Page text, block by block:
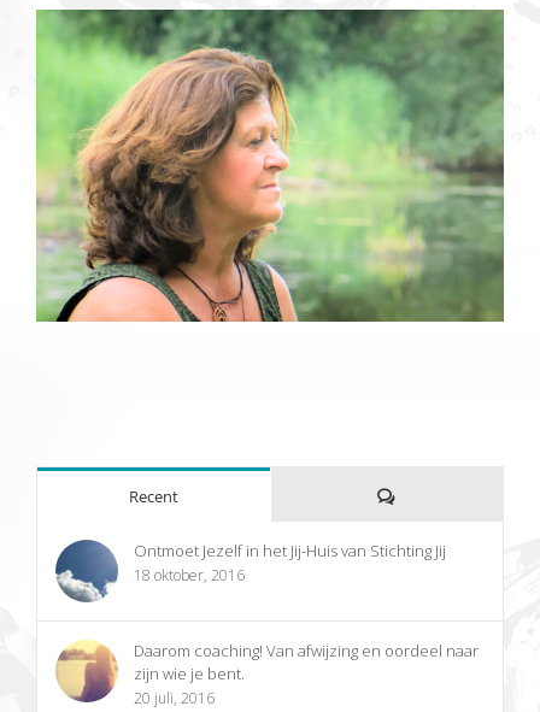
Recent Reacties
Ontmoet Jezelf in het Jij-Huis van Stichting Jij
18 oktober, 2016
Daarom coaching! Van afwijzing en oordeel naar
zijn wie je bent.
20 juli, 2016